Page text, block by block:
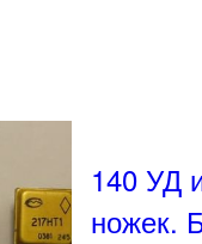
140 УД
ножек.